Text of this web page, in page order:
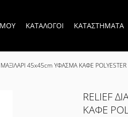
ΚΑΤΑΛΟΓΟΙ ΚΑΤΑΣΤΗΜΑΤΑ
45x45cm ΥΦΑΣΜΑ ΚΑΦΕ POLYESTER
RELIEF
ΚΑΦΕ